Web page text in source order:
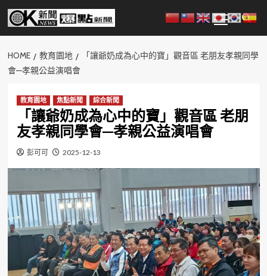
Skip
content
Menu
HOME 教育園地
「讓爺奶成為心中的寶」觀音區 老朋友孝親同學
會—孝親公益演唱會
教育園地 焦點新聞 綜合新聞
「讓爺奶成為心中的寶」觀音區 老朋
友孝親同學會—孝親公益演唱會
彭可可 2025-12-13